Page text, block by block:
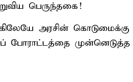
பெருந்தகை!
அரசின் கொடுமைக்கு
போராட்டத்தை முன்னெடுத்த